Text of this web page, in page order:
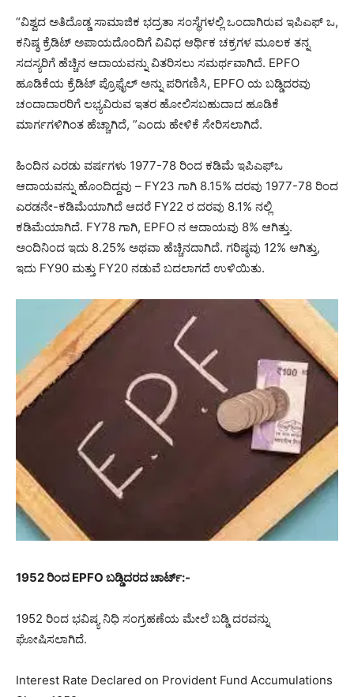
“ವಿಶ್ವದ ಅತಿದೊಡ್ಡ ಸಾಮಾಜಿಕ ಭದ್ರತಾ ಸಂಸ್ಥೆಗಳಲ್ಲಿ ಒಂದಾಗಿರುವ ಇಪಿಎಫ್ ‌ಒ,
ಕನಿಷ್ಠ ಕ್ರೆಡಿಟ್ ಅಪಾಯದೊಂದಿಗೆ ವಿವಿಧ ಆರ್ಥಿಕ ಚಕ್ರಗಳ ಮೂಲಕ ತನ್ನ
ಸದಸ್ಯರಿಗೆ ಹೆಚ್ಚಿನ ಆದಾಯವನ್ನು ವಿತರಿಸಲು ಸಮರ್ಥವಾಗಿದೆ. EPFO
ಹೂಡಿಕೆಯ ಕ್ರೆಡಿಟ್ ಪ್ರೊಫೈಲ್ ಅನ್ನು ಪರಿಗಣಿಸಿ, EPFO ​​ಯ ಬಡ್ಡಿದರವು
ಚಂದಾದಾರರಿಗೆ ಲಭ್ಯವಿರುವ ಇತರ ಹೋಲಿಸಬಹುದಾದ ಹೂಡಿಕೆ
ಮಾರ್ಗಗಳಿಗಿಂತ ಹೆಚ್ಚಾಗಿದೆ, ”ಎಂದು ಹೇಳಿಕೆ ಸೇರಿಸಲಾಗಿದೆ.
ಹಿಂದಿನ ಎರಡು ವರ್ಷಗಳು 1977-78 ರಿಂದ ಕಡಿಮೆ ಇಪಿಎಫ್‌ಒ
ಆದಾಯವನ್ನು ಹೊಂದಿದ್ದವು – FY23 ಗಾಗಿ 8.15% ದರವು 1977-78 ರಿಂದ
ಎರಡನೇ-ಕಡಿಮೆಯಾಗಿದೆ ಆದರೆ FY22 ರ ದರವು 8.1% ನಲ್ಲಿ
ಕಡಿಮೆಯಾಗಿದೆ. FY78 ಗಾಗಿ, EPFO ​​ನ ಆದಾಯವು 8% ಆಗಿತ್ತು.
ಅಂದಿನಿಂದ ಇದು 8.25% ಅಥವಾ ಹೆಚ್ಚಿನದಾಗಿದೆ. ಗರಿಷ್ಠವು 12% ಆಗಿತ್ತು,
ಇದು FY90 ಮತ್ತು FY20 ನಡುವೆ ಬದಲಾಗದೆ ಉಳಿಯಿತು.
1952 ರಿಂದ EPFO ​​ಬಡ್ಡಿದರದ ಚಾರ್ಟ್:-
1952 ರಿಂದ ಭವಿಷ್ಯ ನಿಧಿ ಸಂಗ್ರಹಣೆಯ ಮೇಲೆ ಬಡ್ಡಿ ದರವನ್ನು
ಘೋಷಿಸಲಾಗಿದೆ.
Interest Rate Declared on Provident Fund Accumulations